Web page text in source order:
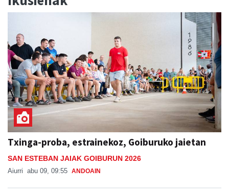
Txinga-proba, estrainekoz, Goiburuko jaietan
SAN ESTEBAN JAIAK GOIBURUN 2026
Aiurri abu 09, 09:55 ANDOAIN